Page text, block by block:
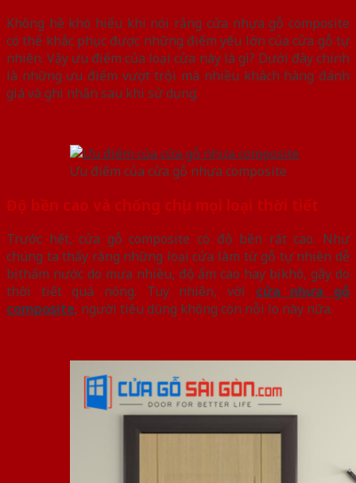
Không hề khó hiểu khi nói rằng cửa nhựa gỗ composite
có thể khắc phục được những điểm yếu lớn của cửa gỗ tự
nhiên. Vậy ưu điểm của loại cửa này là gì? Dưới đây chính
là những ưu điểm vượt trội mà nhiều khách hàng đánh
giá và ghi nhận sau khi sử dụng:
Ưu điểm của cửa gỗ nhựa composite
Độ bền cao và chống chịu mọi loại thời tiết
Trước hết, cửa gỗ composite có độ bền rất cao. Như
chúng ta thấy rằng những loại cửa làm từ gỗ tự nhiên dễ
bị thấm nước do mưa nhiều, độ ẩm cao hay bị khô, gãy do
thời tiết quá nóng. Tuy nhiên, với cửa nhựa gỗ
composite, người tiêu dùng không còn nỗi lo này nữa.